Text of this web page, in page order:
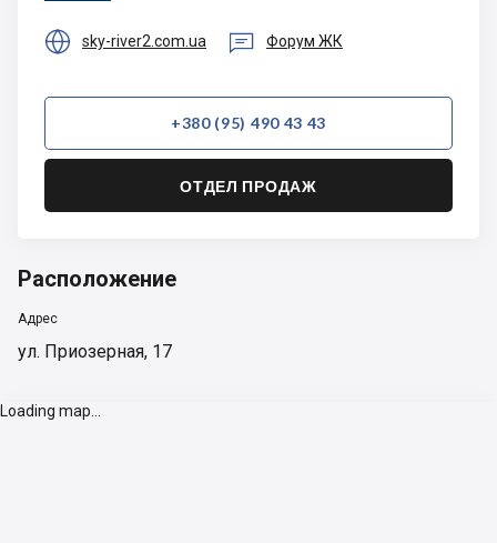
 sky-river2.com.ua  Форум ЖК
+380 (95) 490 43 43
ОТДЕЛ ПРОДАЖ
Расположение
Адрес
ул. Приозерная, 17
Loading map...